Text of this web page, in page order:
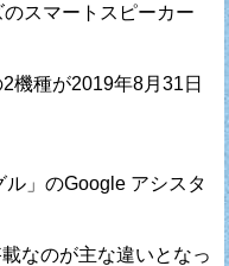
スマートスピーカー
機種が2019年8月31日
」のGoogle アシスタ
なのが主な違いとなっ